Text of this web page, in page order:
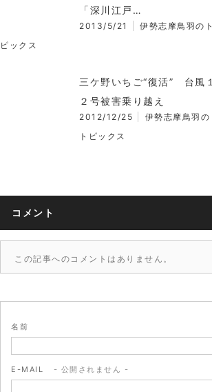
「深川江戸…
2013/5/21
伊勢志摩鳥羽のト
ピックス
三ケ野いちご“復活” 台風１
２号被害乗り越え
2012/12/25
伊勢志摩鳥羽の
トピックス
コメント
この記事へのコメントはありません。
名前
E-MAIL - 公開されません -